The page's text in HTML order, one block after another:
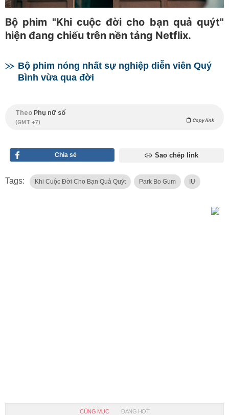
Bộ phim "Khi cuộc đời cho bạn quả quýt"
hiện đang chiếu trên nền tảng Netflix.
Bộ phim nóng nhất sự nghiệp diễn viên Quý
Bình vừa qua đời
Theo Phụ nữ số
(GMT +7) Copy link
Chia sẻ Sao chép link
Tags: Khi Cuộc Đời Cho Bạn Quả Quýt Park Bo Gum IU
CÙNG MỤC ĐANG HOT